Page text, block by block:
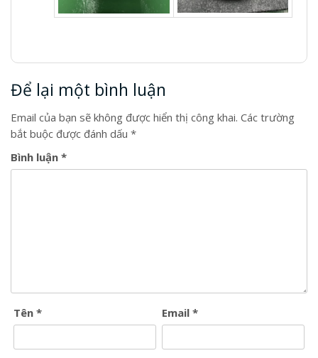
Để lại một bình luận
Email của bạn sẽ không được hiển thị công khai. Các trường
bắt buộc được đánh dấu *
Bình luận *
Tên* Email*